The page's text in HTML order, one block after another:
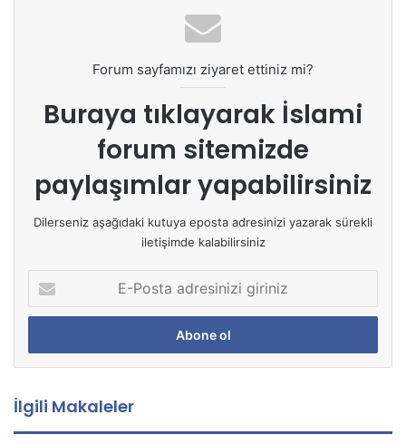
Forum sayfamızı ziyaret ettiniz mi?
Buraya tıklayarak İslami
forum sitemizde
paylaşımlar yapabilirsiniz
Dilerseniz aşağıdaki kutuya eposta adresinizi yazarak sürekli
iletişimde kalabilirsiniz
P
s
a
d
İlgili Makaleler